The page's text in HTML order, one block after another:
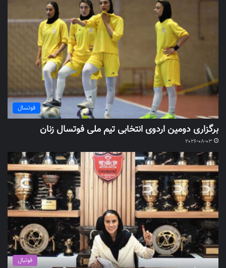
فوتسال
برگزاری دومین اردوی انتخابی تیم ملی فوتسال زنان
2026-08-03
فوتبال